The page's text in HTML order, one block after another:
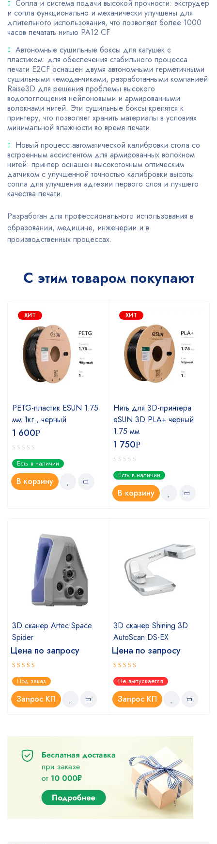
Сопла и система подачи высокой прочности: экструдер
и сопла функционально и механически улучшены для
длительного использования, что позволяет более 1000
часов печатать нитью PA12 CF
Автономные сушильные боксы для катушек с
пластиком: для обеспечения стабильного процесса
печати E2CF оснащен двумя автономными герметичными
сушильными чемоданчиками, разработанными компанией
Raise3D для решения проблемы высокого
водопоглощения нейлоновыми и армированными
волокнами нитей. Эти сушильные боксы крепятся к
принтеру, что позволяет хранить материалы в условиях
минимальной влажности во время печати.
Новый процесс автоматической калибровки стола со
встроенным ассистентом для армированных волокном
нитей: принтер оснащен высокоточным оптическим
датчиком с улучшенной точностью калибровки высоты
сопла для улучшения адгезии первого слоя и лучшего
качества печати.
Разработан для профессионального использования в
образовании, медицине, инженерии и в
производственных процессах.
С этим товаром покупают
ХИТ
PETG-пластик ESUN 1.75
мм 1кг., черный
1 600Р
Есть в наличии
В корзину
ХИТ
Нить для 3D-принтера
eSUN 3D PLA+ черный
1.75 мм
1 750Р
Есть в наличии
В корзину
3D сканер Artec Space
Spider
Цена по запросу
Оценка
5.00из 5
Под заказ
Запрос КП
3D сканер Shining 3D
AutoScan DS-EX
Цена по запросу
Оценка
4.67из 5
Не выпускается
Запрос КП